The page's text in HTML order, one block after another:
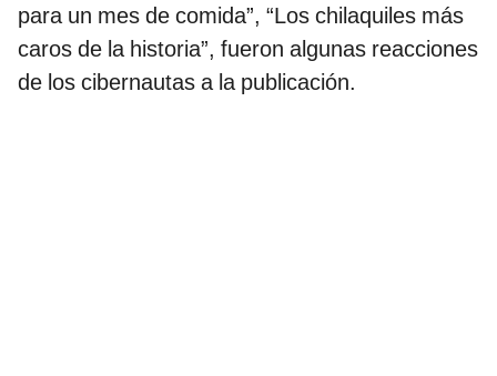
para un mes de comida”, “Los chilaquiles más
caros de la historia”, fueron algunas reacciones
de los cibernautas a la publicación.